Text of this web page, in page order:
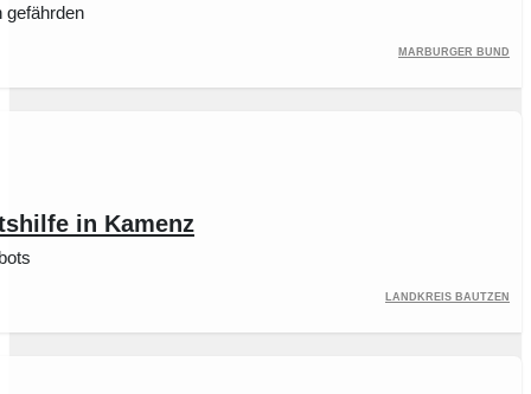
gefährden
Marburger Bund
in Kamenz
Landkreis Bautzen